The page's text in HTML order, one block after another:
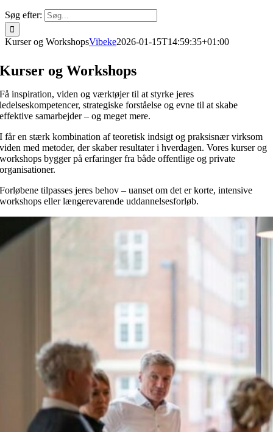
Søg efter:
Kurser og WorkshopsVibeke2026-01-15T14:59:35+01:00
Kurser og Workshops
Få inspiration, viden og værktøjer til at styrke jeres
ledelseskompetencer, strategiske forståelse og evne til at skabe
effektive samarbejder – og meget mere.
I får en stærk kombination af teoretisk indsigt og praksisnær virksom
viden med metoder, der skaber resultater i hverdagen. Vores kurser og
workshops bygger på erfaringer fra både offentlige og private
organisationer.
Forløbene tilpasses jeres behov – uanset om det er korte, intensive
workshops eller længerevarende uddannelsesforløb.